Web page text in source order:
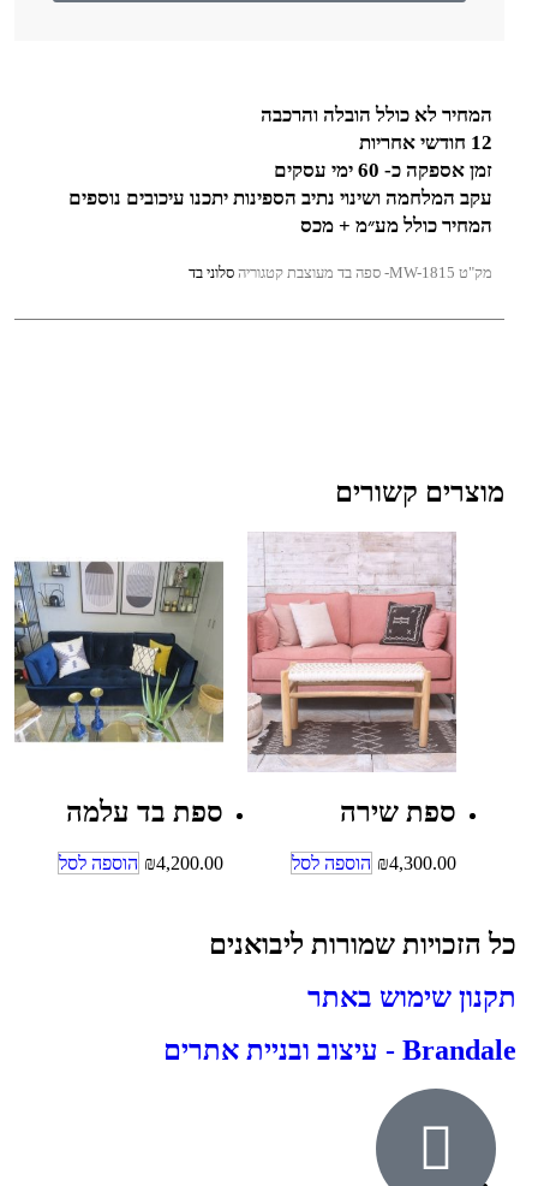
מוצרים קשורים
ספת שירה
₪4,300.00 הוספה לסל
ספת בד עלמה
₪4,200.00 הוספה לסל
המחיר לא כולל הובלה והרכבה
12 חודשי אחריות
זמן אספקה כ- 60 ימי עסקים
עקב המלחמה ושינוי נתיב הספינות יתכנו עיכובים נוספים
המחיר כולל מע״מ + מכס
מק"טMW-1815- ספה בד מעוצבת קטגוריה סלוני בד
כל הזכויות שמורות ליבואנים
תקנון שימוש באתר
Brandale - עיצוב ובניית אתרים
ילדים ונוער